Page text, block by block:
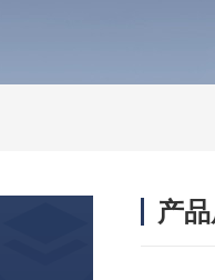
产